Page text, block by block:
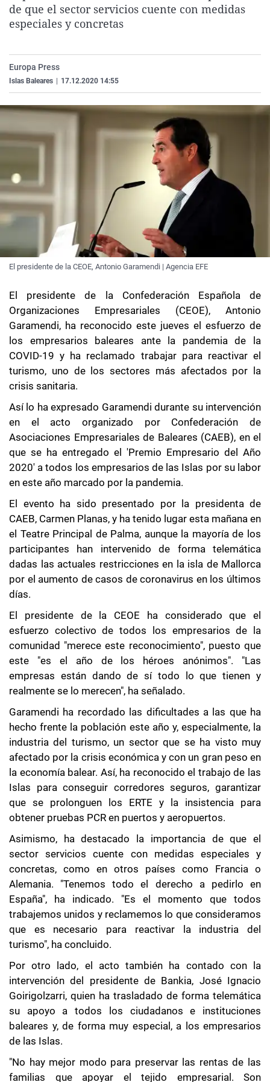
La rosa de los vientos
Como el perro y el
Caso
Equipo de
Extremadura
La Rioja
País Vasco
Virales
Elecciones
de que el sector servicios cuente con medidas
especiales y concretas
Europa Press
Islas Baleares 17.12.2020 14:55
El presidente de la CEOE, Antonio Garamendi | Agencia EFE
El presidente de la Confederación Española de
Organizaciones Empresariales (CEOE), Antonio
Garamendi, ha reconocido este jueves el esfuerzo de
los empresarios baleares ante la pandemia de la
COVID-19 y ha reclamado trabajar para reactivar el
turismo, uno de los sectores más afectados por la
crisis sanitaria.
Así lo ha expresado Garamendi durante su intervención
en el acto organizado por Confederación de
Asociaciones Empresariales de Baleares (CAEB), en el
que se ha entregado el 'Premio Empresario del Año
2020' a todos los empresarios de las Islas por su labor
en este año marcado por la pandemia.
El evento ha sido presentado por la presidenta de
CAEB, Carmen Planas, y ha tenido lugar esta mañana en
el Teatre Principal de Palma, aunque la mayoría de los
participantes han intervenido de forma telemática
dadas las actuales restricciones en la isla de Mallorca
por el aumento de casos de coronavirus en los últimos
días.
El presidente de la CEOE ha considerado que el
esfuerzo colectivo de todos los empresarios de la
comunidad "merece este reconocimiento", puesto que
este "es el año de los héroes anónimos". "Las
empresas están dando de sí todo lo que tienen y
realmente se lo merecen", ha señalado.
Garamendi ha recordado las dificultades a las que ha
hecho frente la población este año y, especialmente, la
industria del turismo, un sector que se ha visto muy
afectado por la crisis económica y con un gran peso en
la economía balear. Así, ha reconocido el trabajo de las
Islas para conseguir corredores seguros, garantizar
que se prolonguen los ERTE y la insistencia para
obtener pruebas PCR en puertos y aeropuertos.
Asimismo, ha destacado la importancia de que el
sector servicios cuente con medidas especiales y
concretas, como en otros países como Francia o
Alemania. "Tenemos todo el derecho a pedirlo en
España", ha indicado. "Es el momento que todos
trabajemos unidos y reclamemos lo que consideramos
que es necesario para reactivar la industria del
turismo", ha concluido.
Por otro lado, el acto también ha contado con la
intervención del presidente de Bankia, José Ignacio
Goirigolzarri, quien ha trasladado de forma telemática
su apoyo a todos los ciudadanos e instituciones
baleares y, de forma muy especial, a los empresarios
de las Islas.
"No hay mejor modo para preservar las rentas de las
familias que apoyar el tejido empresarial. Son